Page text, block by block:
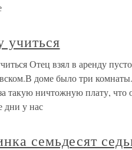
учиться
Отец взял в аренду
доме было три
такую ничтожную плату, что
дни у нас
семьдесят